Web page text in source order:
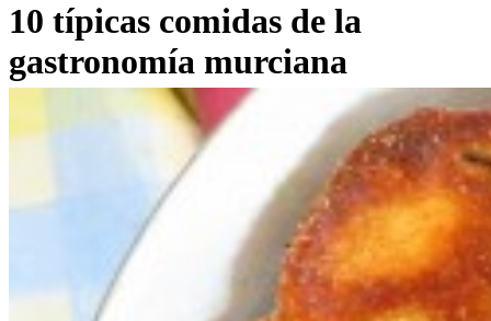
10 típicas comidas de la
gastronomía murciana